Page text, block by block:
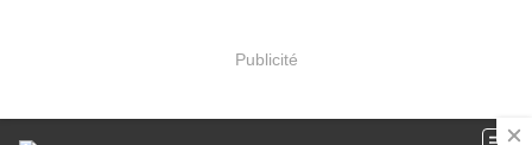
Publicité